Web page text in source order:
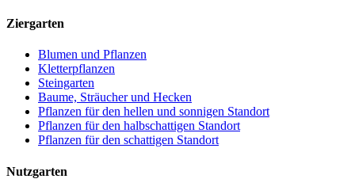
Ziergarten
Blumen und Pflanzen
Kletterpflanzen
Steingarten
Baume, Sträucher und Hecken
Pflanzen für den hellen und sonnigen Standort
Pflanzen für den halbschattigen Standort
Pflanzen für den schattigen Standort
Nutzgarten